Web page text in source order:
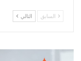
السابق التالي